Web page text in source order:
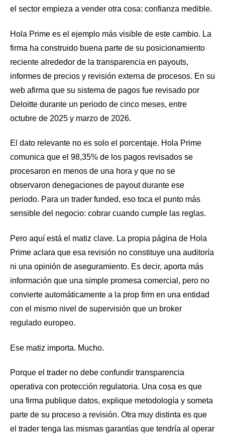
el sector empieza a vender otra cosa: confianza medible.
Hola Prime es el ejemplo más visible de este cambio. La
firma ha construido buena parte de su posicionamiento
reciente alrededor de la transparencia en payouts,
informes de precios y revisión externa de procesos. En su
web afirma que su sistema de pagos fue revisado por
Deloitte durante un periodo de cinco meses, entre
octubre de 2025 y marzo de 2026.
El dato relevante no es solo el porcentaje. Hola Prime
comunica que el 98,35% de los pagos revisados se
procesaron en menos de una hora y que no se
observaron denegaciones de payout durante ese
periodo. Para un trader funded, eso toca el punto más
sensible del negocio: cobrar cuando cumple las reglas.
Pero aquí está el matiz clave. La propia página de Hola
Prime aclara que esa revisión no constituye una auditoría
ni una opinión de aseguramiento. Es decir, aporta más
información que una simple promesa comercial, pero no
convierte automáticamente a la prop firm en una entidad
con el mismo nivel de supervisión que un broker
regulado europeo.
Ese matiz importa. Mucho.
Porque el trader no debe confundir transparencia
operativa con protección regulatoria. Una cosa es que
una firma publique datos, explique metodología y someta
parte de su proceso a revisión. Otra muy distinta es que
el trader tenga las mismas garantías que tendría al operar